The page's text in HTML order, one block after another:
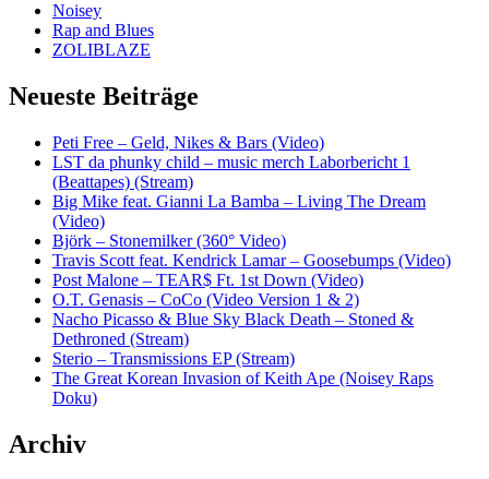
Noisey
Rap and Blues
ZOLIBLAZE
Neueste Beiträge
Peti Free – Geld, Nikes & Bars (Video)
LST da phunky child – music merch Laborbericht 1
(Beattapes) (Stream)
Big Mike feat. Gianni La Bamba – Living The Dream
(Video)
Björk – Stonemilker (360° Video)
Travis Scott feat. Kendrick Lamar – Goosebumps (Video)
Post Malone – TEAR$ Ft. 1st Down (Video)
O.T. Genasis – CoCo (Video Version 1 & 2)
Nacho Picasso & Blue Sky Black Death – Stoned &
Dethroned (Stream)
Sterio – Transmissions EP (Stream)
The Great Korean Invasion of Keith Ape (Noisey Raps
Doku)
Archiv